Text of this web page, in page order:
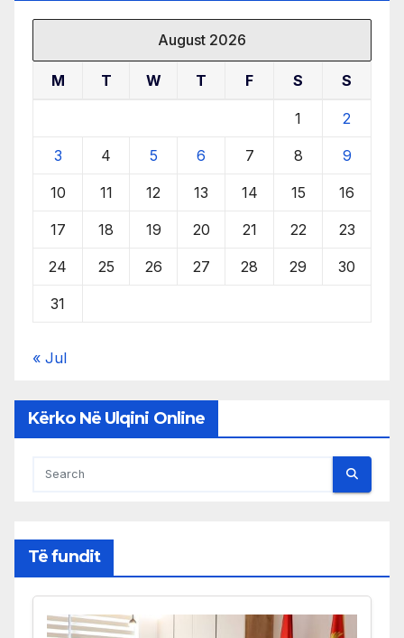
August 2026
M T W T F S S
1 2
3 4 5 6 7 8 9
10 11 12 13 14 15 16
17 18 19 20 21 22 23
24 25 26 27 28 29 30
31
« Jul
Kërko Në Ulqini Online
Të fundit